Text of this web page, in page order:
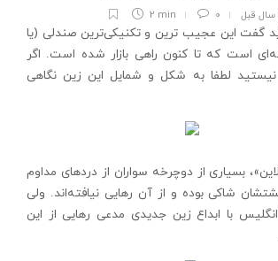
0
2 min
گفت این عجیب ترین و تکنیکی‌ترین صندلی (یا
است که تا کنون راهی بازار شده است. اگر
لطفا به شکل و شمایل این زین نگاهی
بسیاری از دوچرخه سواران از درد‌های مداوم
شاکی بوده و از آن رهایی نیافته‌اند. ولی
با ابداع زین جدیدی مدعی رهایی از این